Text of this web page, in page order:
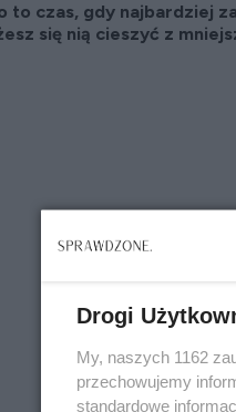
to czas, gdy najbardziej
się nią cieszyć z
Drogi
My, naszych 1162
przechowujemy
standardowe